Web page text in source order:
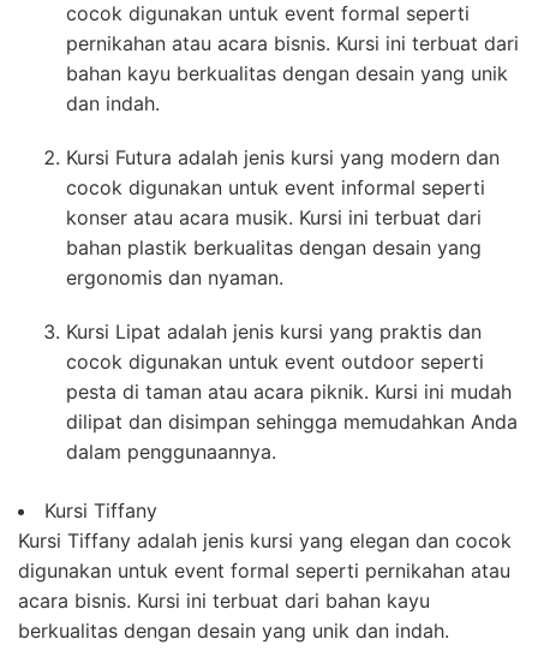
cocok digunakan untuk event formal seperti
pernikahan atau acara bisnis. Kursi ini terbuat dari
bahan kayu berkualitas dengan desain yang unik
dan indah.
Kursi Futura adalah jenis kursi yang modern dan
cocok digunakan untuk event informal seperti
konser atau acara musik. Kursi ini terbuat dari
bahan plastik berkualitas dengan desain yang
ergonomis dan nyaman.
Kursi Lipat adalah jenis kursi yang praktis dan
cocok digunakan untuk event outdoor seperti
pesta di taman atau acara piknik. Kursi ini mudah
dilipat dan disimpan sehingga memudahkan Anda
dalam penggunaannya.
Kursi Tiffany
Kursi Tiffany adalah jenis kursi yang elegan dan cocok
digunakan untuk event formal seperti pernikahan atau
acara bisnis. Kursi ini terbuat dari bahan kayu
berkualitas dengan desain yang unik dan indah.